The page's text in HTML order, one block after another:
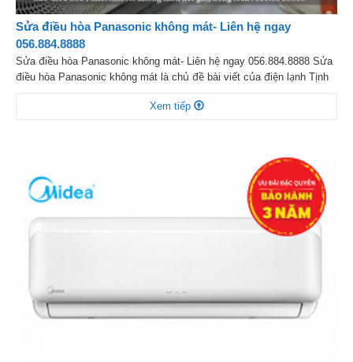
Sửa điều hòa Panasonic không mát- Liên hệ ngay
056.884.8888
Sửa điều hòa Panasonic không mát- Liên hệ ngay 056.884.8888 Sửa
điều hòa Panasonic không mát là chủ đề bài viết của điện lạnh Tịnh
thương hiệu điều hòa được người dùng yêu thích nhất hiện nay bởi
Xem tiếp